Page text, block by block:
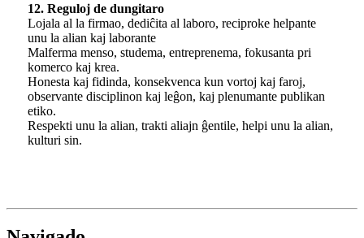
12. Reguloj de dungitaro
Lojala al la firmao, dediĉita al laboro, reciproke helpante
unu la alian kaj laborante
Malferma menso, studema, entreprenema, fokusanta pri
komerco kaj krea.
Honesta kaj fidinda, konsekvenca kun vortoj kaj faroj,
observante disciplinon kaj leĝon, kaj plenumante publikan
etiko.
Respekti unu la alian, trakti aliajn ĝentile, helpi unu la alian,
kulturi sin.